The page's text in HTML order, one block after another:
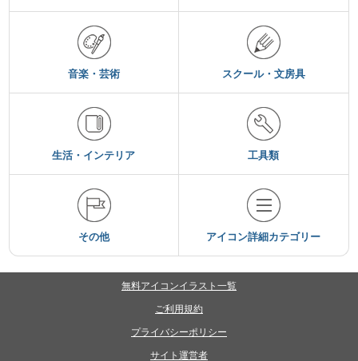
音楽・芸術 スクール・文房具
生活・インテリア 工具類
その他 アイコン詳細カテゴリー
無料アイコンイラスト一覧
ご利用規約
プライバシーポリシー
サイト運営者